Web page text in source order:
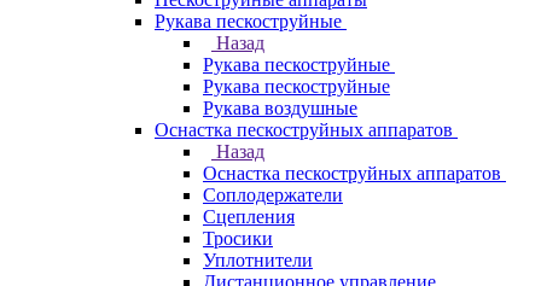
Рукава пескоструйные
Назад
Рукава пескоструйные
Рукава пескоструйные
Рукава воздушные
Оснастка пескоструйных аппаратов
Назад
Оснастка пескоструйных аппаратов
Соплодержатели
Сцепления
Тросики
Уплотнители
Дистанционное управление